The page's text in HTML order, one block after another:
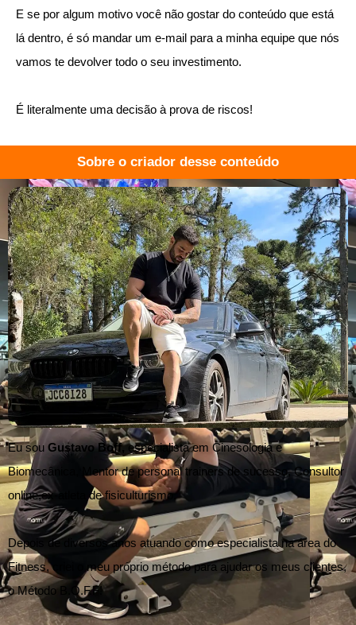
E se por algum motivo você não gostar do conteúdo que está
lá dentro, é só mandar um e-mail para a minha equipe que nós
vamos te devolver todo o seu investimento.
É literalmente uma decisão à prova de riscos!
Sobre o criador desse conteúdo
Eu sou Gustavo Boff,especialista em Cinesologia e
Biomecânica, Mentor de personal trainers de sucesso, Consultor
online,ex-atleta de fisiculturismo.
Depois de diversos anos atuando como especialista na área do
Fitness, criei o meu próprio método para ajudar os meus clientes,
o Método B.O.F.F!